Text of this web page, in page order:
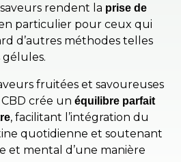
rendent la prise de
particulier pour ceux qui
d’autres méthodes telles
fruitées et savoureuses
crée un équilibre parfait
, facilitant l’intégration du
quotidienne et soutenant
et mental d’une manière